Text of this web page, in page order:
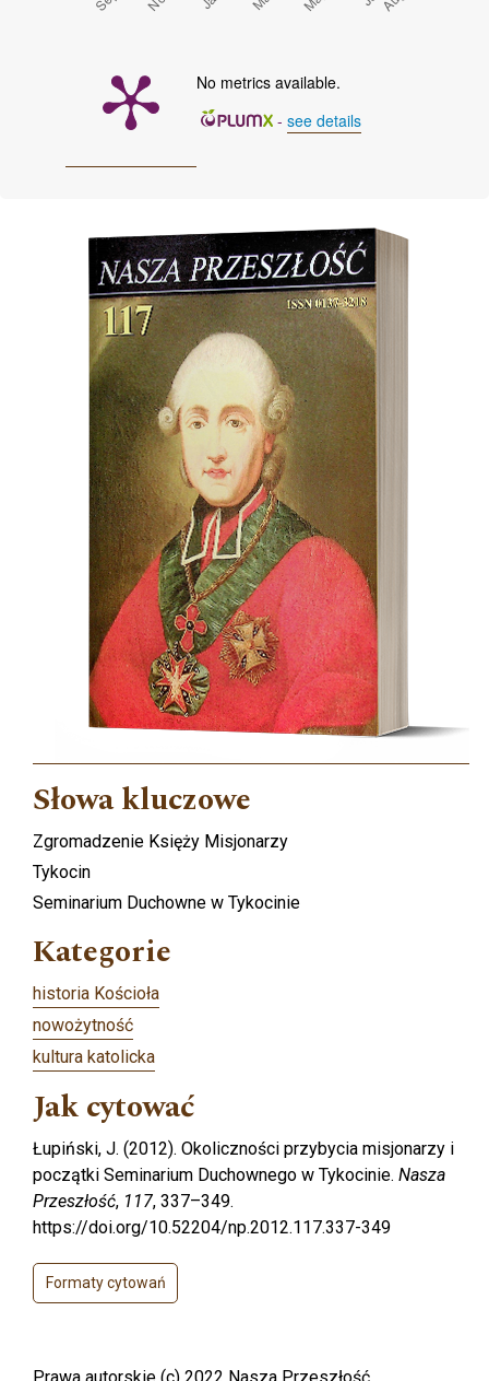
No metrics available.
- see details
Słowa kluczowe
Zgromadzenie Księży Misjonarzy
Tykocin
Seminarium Duchowne w Tykocinie
Kategorie
historia Kościoła
nowożytność
kultura katolicka
Jak cytować
Łupiński, J. (2012). Okoliczności przybycia misjonarzy i
początki Seminarium Duchownego w Tykocinie. Nasza
Przeszłość, 117, 337–349.
https://doi.org/10.52204/np.2012.117.337-349
Formaty cytowań